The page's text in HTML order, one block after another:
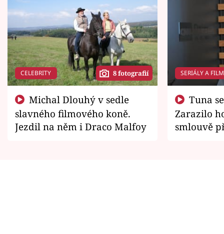
CELEBRITY 8 fotografií
slavného filmového koně.
Jezdil na něm i Draco Malfoy
SERIÁLY A
Zarazilo
smlouvě